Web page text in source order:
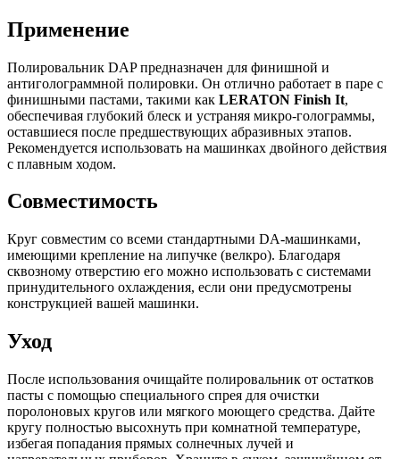
Применение
Полировальник DAP предназначен для финишной и
антиголограммной полировки. Он отлично работает в паре с
финишными пастами, такими как LERATON Finish It,
обеспечивая глубокий блеск и устраняя микро-голограммы,
оставшиеся после предшествующих абразивных этапов.
Рекомендуется использовать на машинках двойного действия
с плавным ходом.
Совместимость
Круг совместим со всеми стандартными DA-машинками,
имеющими крепление на липучке (велкро). Благодаря
сквозному отверстию его можно использовать с системами
принудительного охлаждения, если они предусмотрены
конструкцией вашей машинки.
Уход
После использования очищайте полировальник от остатков
пасты с помощью специального спрея для очистки
поролоновых кругов или мягкого моющего средства. Дайте
кругу полностью высохнуть при комнатной температуре,
избегая попадания прямых солнечных лучей и